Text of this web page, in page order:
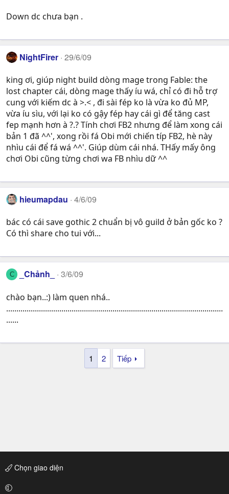
Down dc chưa bạn .
NightFirer 29/6/09
king ơi, giúp night build dòng mage trong Fable: the
lost chapter cái, dòng mage thấy íu wá, chỉ có đi hỗ trợ
cung với kiếm dc à >.< , đi sài fép ko là vừa ko đủ MP,
vừa íu sìu, với lại ko có gậy fép hay cái gì để tăng cast
fep mạnh hơn à ?.? Tính chơi FB2 nhưng để làm xong cái
bản 1 đã ^^', xong rồi fá Obi mới chiến típ FB2, hè này
nhìu cái để fá wá ^^'. Giúp dùm cái nhá. THấy mấy ông
chơi Obi cũng từng chơi wa FB nhìu dữ ^^
hieumapdau 4/6/09
bác có cái save gothic 2 chuẩn bị vô guild ở bản gốc ko ?
Có thì share cho tui với...
C _Chảnh_ 3/6/09
chào bạn..:) làm quen nhá..
..........................................................................................................
......
1 2 Tiếp
Chọn giao diện